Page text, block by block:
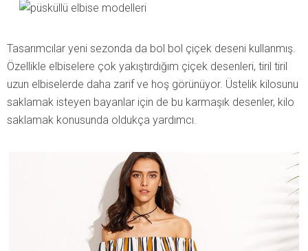
Tasarımcılar yeni sezonda da bol bol çiçek deseni kullanmış.
Özellikle elbiselere çok yakıştırdığım çiçek desenleri, tiril tiril
uzun elbiselerde daha zarif ve hoş görünüyor. Üstelik kilosunu
saklamak isteyen bayanlar için de bu karmaşık desenler, kilo
saklamak konusunda oldukça yardımcı.